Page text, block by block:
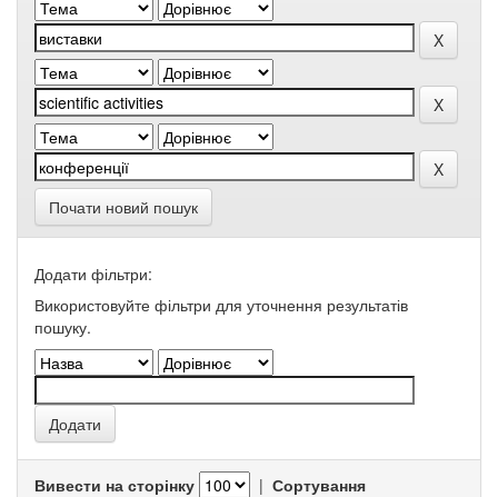
Почати новий пошук
Додати фільтри:
Використовуйте фільтри для уточнення результатів
пошуку.
Вивести на сторінку | Сортування